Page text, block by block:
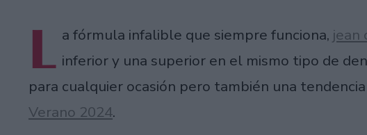
L a fórmula infalible que siempre funciona, jean
inferior y una superior en el mismo tipo de
para cualquier ocasión pero también una
Verano 2024.